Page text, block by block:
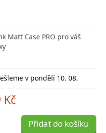
Matt Case PRO pro váš
v pondělí 10. 08.
Kč
Přidat do košíku
nabíječka s
10. 08.
do košíku
E-
-